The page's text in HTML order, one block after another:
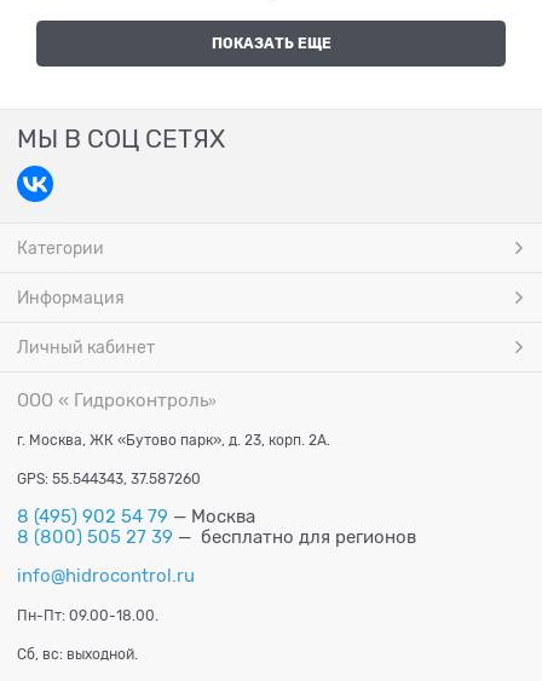
ПОКАЗАТЬ ЕЩЕ
МЫ В СОЦ СЕТЯХ
Категории
Информация
Личный кабинет
ООО « Гидроконтроль»
г. Москва, ЖК «Бутово парк», д. 23, корп. 2А.
GPS: 55.544343, 37.587260
8 (495) 902 54 79 — Москва
8 (800) 505 27 39 — бесплатно для регионов
info@hidrocontrol.ru
Пн-Пт: 09.00-18.00.
Сб, вс: выходной.